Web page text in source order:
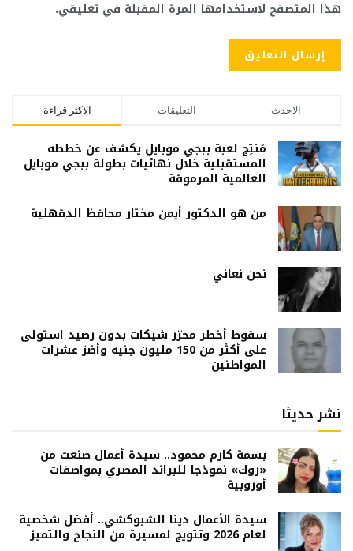
هذا المتصفح لاستخدامها المرة المقبلة في تعليقي.
الاكثر قراءة التعليقات الاحدث
مُنتِج لعبة ببجي موبايل يكشف عن خططه
المستقبلية خلال نهائيات بطولة ببجي موبايل
العالمية المرموقة
من هو الدكتور أيمن مختار محافظ الدقهلية
نحن نعاني
سقوط أخطر محرّر شيكات بدون رصيد استولى
على أكثر من 150 مليون جنيه وأضرّ عشرات
المواطنين
نشر حديثا
بسمة كارم محمود.. سيدة أعمال صنعت من
«روك» نموذجا للبراند المصري بمواصفات
أوروبية
سيدة الأعمال دينا الشبوكشي.. أفضل شخصية
لعام 2026 وتتويج لمسيرة من النجاح والتميز